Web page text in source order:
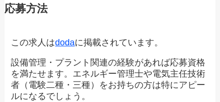
応募方法
この求人はdodaに掲載されています。
設備管理・プラント関連の経験があれば応募資格
を満たせます。エネルギー管理士や電気主任技術
者（電験二種・三種）をお持ちの方は特にアピー
ルになるでしょう。